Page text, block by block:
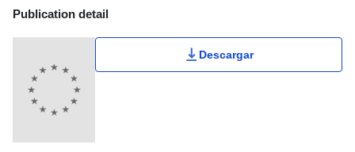
Publication Detail Actions Portlet
Valoración del usuario
Publication detail
Descargar